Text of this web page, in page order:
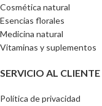
Cosmética natural
Esencias florales
Medicina natural
Vitaminas y suplementos
SERVICIO AL CLIENTE
Política de privacidad